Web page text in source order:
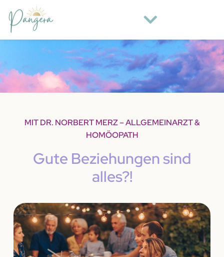
MIT DR. NORBERT MERZ – ALLGEMEINARZT &
HOMÖOPATH
Gute Beziehungen sind
alles?!